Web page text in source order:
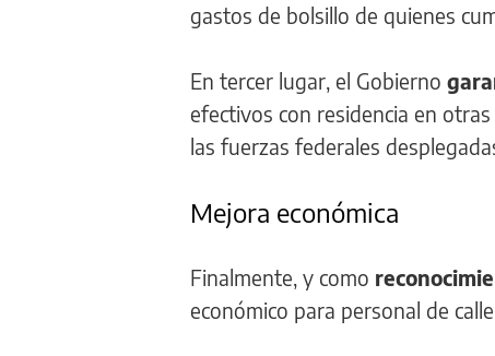
gastos de bolsillo de quienes
En tercer lugar, el Gobierno
efectivos con residencia en
las fuerzas federales
Mejora económica
Finalmente, y como
económico para personal de